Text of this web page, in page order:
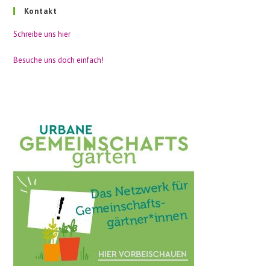
Kontakt
Schreibe uns hier
Besuche uns doch einfach!